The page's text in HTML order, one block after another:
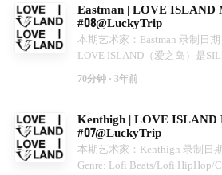
律动。 对于DOKEDO而言，音
表情，喜怒哀乐交替其中才是
关掉节拍器，让旋律随情绪顺
律动之中，凝结成异彩纷呈的
步舒适午后的概念，在咖啡店
听音乐；我们将下午活动搬到线
电台你能听到每周演出艺术家
在繁忙工作之余的舒适庇护所。
BeatStrawberryPapa (草莓爸爸
活在北京的年轻Beatmaker/DJ
含云南放松摇摆和北京城市冷峻
Beats/Grooves/Jazz /Lo-Fi这些
在他的作品中找到，他喜欢将
感的动人片段赋予Hip-Hop的节
Eastman | LOVE ISLAND
#08@LuckyTrip
本期艺术家：Eastman 录制日
LOVE ISLAND（爱之岛）是
传递都市漫步舒适午后的概念
Love Island电台你能听到每周
乐，也是您在繁忙工作之余的舒
Eastman，一个喜欢四轨放歌的
mixtape通常很乱，但是足够有
70分钟 · 3年前
Kenthigh | LOVE ISLAND
#07@LuckyTrip
本期艺术家：Kenthigh 录制日
Genre: Lofi Beats/Lofi HipHop/